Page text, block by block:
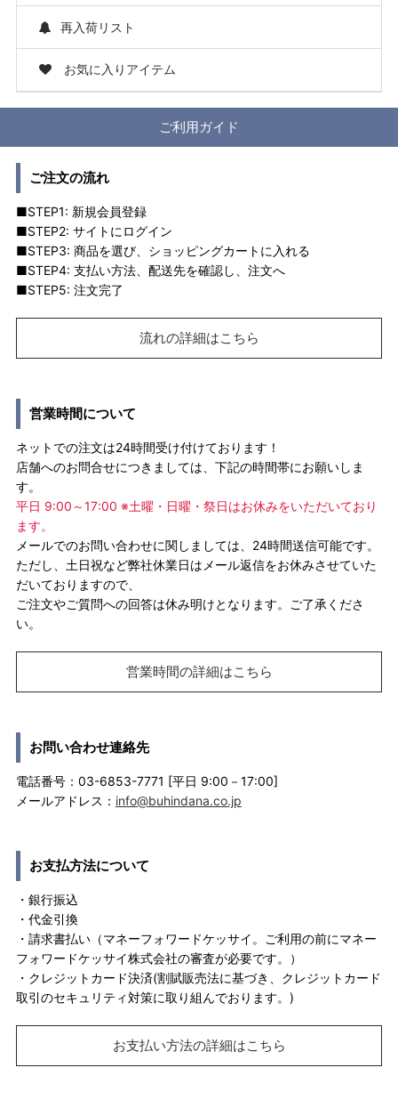
再入荷リスト
お気に入りアイテム
ご利用ガイド
ご注文の流れ
■STEP1: 新規会員登録
■STEP2: サイトにログイン
■STEP3: 商品を選び、ショッピングカートに入れる
■STEP4: 支払い方法、配送先を確認し、注文へ
■STEP5: 注文完了
流れの詳細はこちら
営業時間について
ネットでの注文は24時間受け付けております！
店舗へのお問合せにつきましては、下記の時間帯にお願いしま
す。
平日 9:00～17:00 ※土曜・日曜・祭日はお休みをいただいており
ます。
メールでのお問い合わせに関しましては、24時間送信可能です。
ただし、土日祝など弊社休業日はメール返信をお休みさせていた
だいておりますので、
ご注文やご質問への回答は休み明けとなります。ご了承くださ
い。
営業時間の詳細はこちら
お問い合わせ連絡先
電話番号：03-6853-7771 [平日 9:00－17:00]
メールアドレス： info@buhindana.co.jp
お支払方法について
・銀行振込
・代金引換
・請求書払い（マネーフォワードケッサイ。ご利用の前にマネー
フォワードケッサイ株式会社の審査が必要です。）
・クレジットカード決済(割賦販売法に基づき、クレジットカード
取引のセキュリティ対策に取り組んでおります。)
お支払い方法の詳細はこちら